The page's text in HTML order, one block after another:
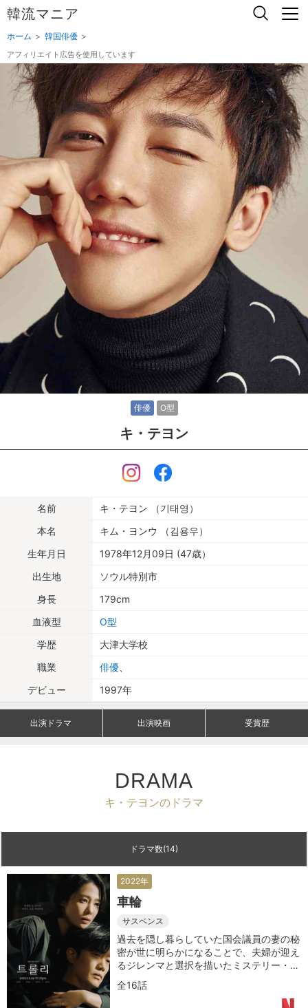
韓流マニア
ホーム 韓国俳優
アフィリエイト広告を使用しています
俳優 O型
キ・テヨン
名前
キ・テヨン （기태영）
本名
キム・ヨンウ （김용우）
生年月日
1978年12月09日 (47歳）
出生地
ソウル特別市
身長
179cm
血液型
O型
学歴
大津大学校
職業
俳優
デビュー
1997年
出演ドラマ 出演映画 受賞歴
DRAMA
キ・テヨンのドラマ
ドラマ数(14)
2022年
車輪
サスペンス
過去を隠し暮らしていた国会議員の妻の秘
密が世に明らかになることで、夫婦が迎え
るジレンマと選択を描いたミステリー・サ
スペンス
全16話